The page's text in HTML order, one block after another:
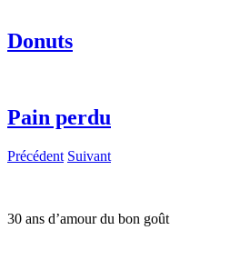
Donuts
Pain perdu
Précédent Suivant
30 ans d’amour du bon goût